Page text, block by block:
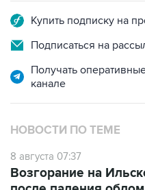
Купить подписку на
Подписаться на
Получать
канале
НОВОСТИ ПО ТЕМЕ
8 августа 07:37
Возгорание на